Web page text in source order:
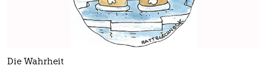
Die Wahrheit